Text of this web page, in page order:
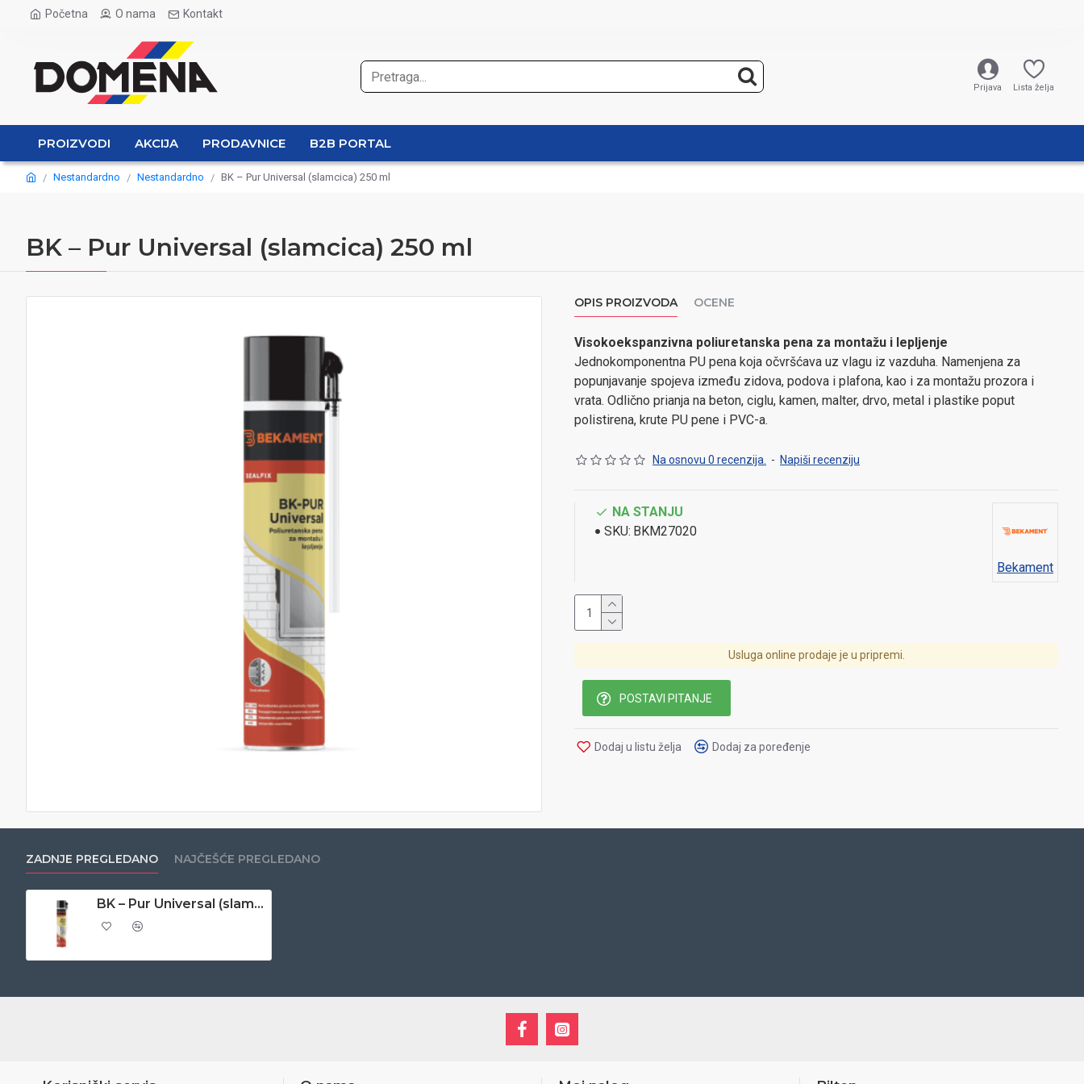
Početna O nama Kontakt
Prijava Lista želja
PROIZVODI AKCIJA PRODAVNICE B2B PORTAL
Nestandardno Nestandardno BK – Pur Universal (slamcica) 250 ml
BK – Pur Universal (slamcica) 250 ml
OPIS PROIZVODA OCENE
Visokoekspanzivna poliuretanska pena za montažu i lepljenje
Jednokomponentna PU pena koja očvršćava uz vlagu iz vazduha. Namenjena za
popunjavanje spojeva između zidova, podova i plafona, kao i za montažu prozora i
vrata. Odlično prianja na beton, ciglu, kamen, malter, drvo, metal i plastike poput
polistirena, krute PU pene i PVC-a.
Na osnovu 0 recenzija. - Napiši recenziju
NA STANJU
SKU: BKM27020
Bekament
Usluga online prodaje je u pripremi.
POSTAVI PITANJE
Dodaj u listu želja Dodaj za poređenje
ZADNJE PREGLEDANO NAJČEŠĆE PREGLEDANO
BK – Pur Universal (slamcica) 250 ml